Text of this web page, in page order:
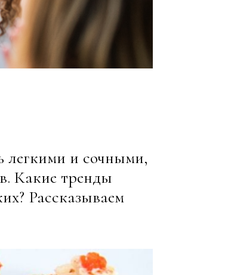
легкими и сочными,
Какие тренды
Рассказываем